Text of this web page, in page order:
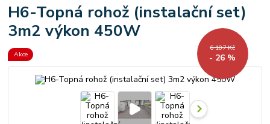
H6-Topná rohož (instalační set)
3m2 výkon 450W
Akce
6 107 Kč
- 26 %